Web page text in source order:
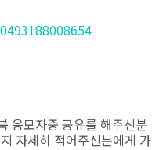
응모자중 공유를 해주신분
자세히 적어주신분에게 가